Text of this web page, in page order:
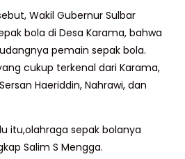
Wakil Gubernur Sulbar
bola di Desa Karama, bahwa
pemain sepak bola.
cukup terkenal dari Karama,
Haeriddin, Nahrawi, dan
itu,olahraga sepak bolanya
Salim S Mengga.